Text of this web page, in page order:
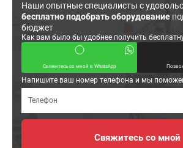
Наши опытные специалисты с
бесплатно подобрать оборудование
бюджет
Как вам было бы удобнее получить
Свяжитесь со мной в WhatsApp
Напишите ваш номер телефона и мы